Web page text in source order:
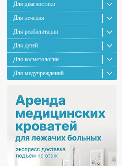
Для диагностики
Для лечения
Для реабилитации
Для детей
Для косметологии
Для медучреждений